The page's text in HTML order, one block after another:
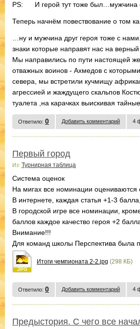
PS: И герой тут тоже был…мужчина
Теперь начнём повествование о том
…ну и мужчина друг героя тоже с
знаки которые направят нас на
Мы направились по пути настоящей
отважных воинов - Ахмедов с
севера, мы встретили кучмищу
агрессией и жаждущего скальпов
туалета ,на карачках выискивая
Ответило: 0 Добавить комментарий 4
Первый город
Из: Турнирная таблица
Система оценок
На мигах все номинации оцениваются
В интернете, каждая статья +1-3
В городской игре все номинации,
баллов каждое качество героя +2
Внимание!!!
Для команд школы Перспектива была
JPG
Итоги чемпионата 2-2.jpg (298 КБ)
Ответило: 0 Добавить комментарий 4
Предыстория. С чего все